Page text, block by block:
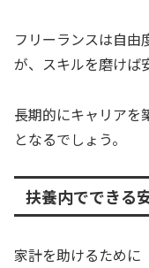
フリーランスは自由
が、スキルを磨けば
長期的にキャリアを
となるでしょう。
扶養内でできる
家計を助けるために